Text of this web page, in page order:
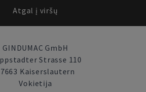
Atgal į viršų
GINDUMAC GmbH
Strasse 110
Kaiserslautern
Vokietija